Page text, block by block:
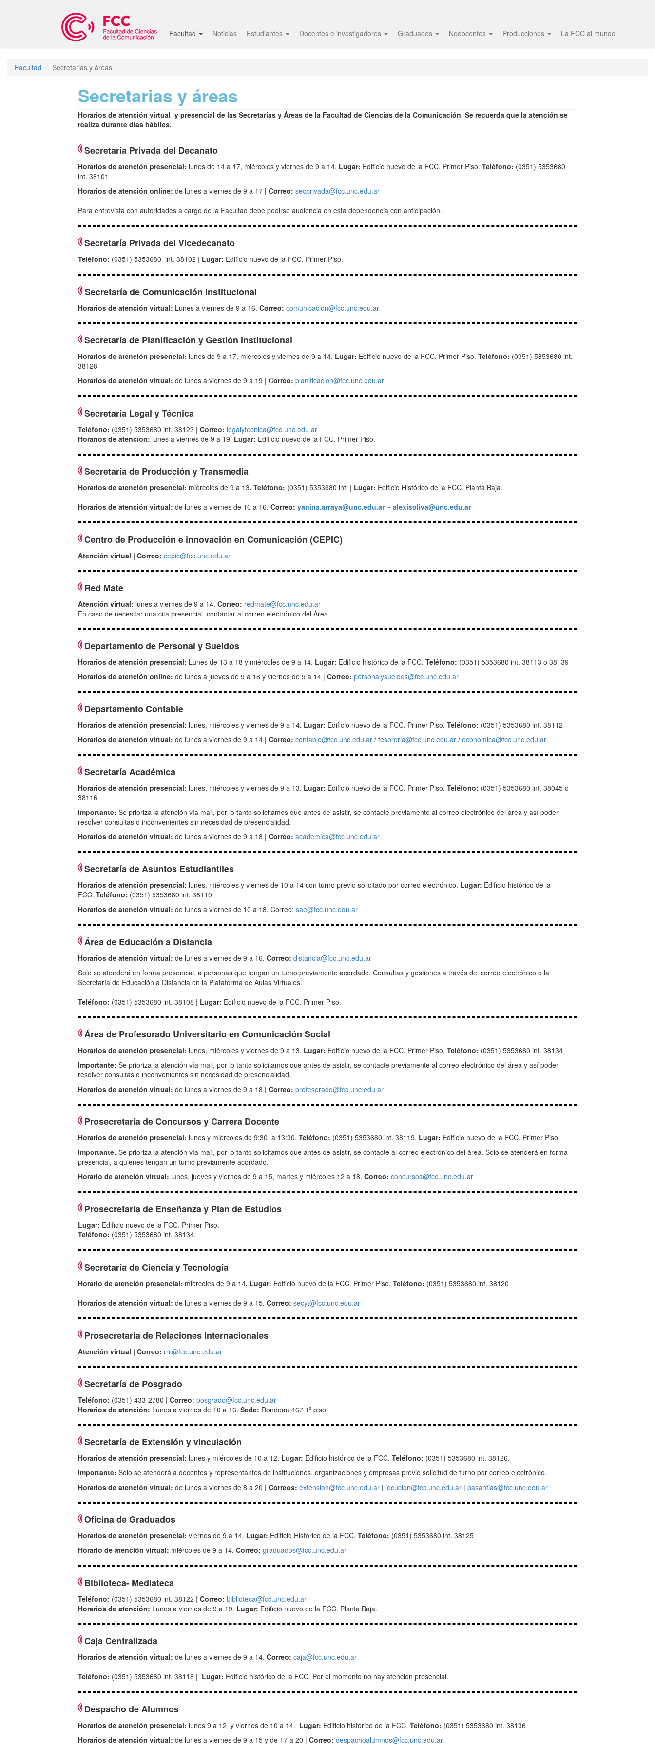
Facultad Noticias Estudiantes Docentes e investigadores Graduados Nodocentes Producciones La FCC al mundo
Facultad Secretarias y áreas
Secretarias y áreas
Horarios de atención virtual y presencial de las Secretarías y Áreas de la Facultad de Ciencias de la Comunicación. Se recuerda que la atención se
realiza durante días hábiles.
Secretaría Privada del Decanato
Horarios de atención presencial: lunes de 14 a 17, miércoles y viernes de 9 a 14. Lugar: Edificio nuevo de la FCC. Primer Piso. Teléfono: (0351) 5353680
int. 38101
Horarios de atención online: de lunes a viernes de 9 a 17 | Correo: secprivada@fcc.unc.edu.ar
Para entrevista con autoridades a cargo de la Facultad debe pedirse audiencia en esta dependencia con anticipación.
Secretaría Privada del Vicedecanato
Teléfono: (0351) 5353680 int. 38102 | Lugar: Edificio nuevo de la FCC. Primer Piso.
Secretaría de Comunicación Institucional
Horarios de atención virtual: Lunes a viernes de 9 a 16. Correo: comunicacion@fcc.unc.edu.ar
Secretaría de Planificación y Gestión Institucional
Horarios de atención presencial: lunes de 9 a 17, miércoles y viernes de 9 a 14. Lugar: Edificio nuevo de la FCC. Primer Piso. Teléfono: (0351) 5353680 int.
38128
Horarios de atención virtual: de lunes a viernes de 9 a 19 | Correo: planificacion@fcc.unc.edu.ar
Secretaría Legal y Técnica
Teléfono: (0351) 5353680 int. 38123 | Correo: legalytecnica@fcc.unc.edu.ar
Horarios de atención: lunes a viernes de 9 a 19. Lugar: Edificio nuevo de la FCC. Primer Piso.
Secretaría de Producción y Transmedia
Horarios de atención presencial: miércoles de 9 a 13. Teléfono: (0351) 5353680 int. | Lugar: Edificio Histórico de la FCC. Planta Baja.
Horarios de atención virtual: de lunes a viernes de 10 a 16. Correo: yanina.arraya@unc.edu.ar- alexisoliva@unc.edu.ar
Centro de Producción e innovación en Comunicación (CEPIC)
Atención virtual | Correo: cepic@fcc.unc.edu.ar
Red Mate
Atención virtual: lunes a viernes de 9 a 14. Correo: redmate@fcc.unc.edu.ar
En caso de necesitar una cita presencial, contactar al correo electrónico del Área.
Departamento de Personal y Sueldos
Horarios de atención presencial: Lunes de 13 a 18 y miércoles de 9 a 14. Lugar: Edificio histórico de la FCC. Teléfono: (0351) 5353680 int. 38113 o 38139
Horarios de atención online: de lunes a jueves de 9 a 18 y viernes de 9 a 14 | Correo: personalysueldos@fcc.unc.edu.ar
Departamento Contable
Horarios de atención presencial: lunes, miércoles y viernes de 9 a 14. Lugar: Edificio nuevo de la FCC. Primer Piso. Teléfono: (0351) 5353680 int. 38112
Horarios de atención virtual: de lunes a viernes de 9 a 14 | Correo: contable@fcc.unc.edu.ar / tesoreria@fcc.unc.edu.ar / economica@fcc.unc.edu.ar
Secretaría Académica
Horarios de atención presencial: lunes, miércoles y viernes de 9 a 13. Lugar: Edificio nuevo de la FCC. Primer Piso. Teléfono: (0351) 5353680 int. 38045 o
38116
Importante: Se prioriza la atención vía mail, por lo tanto solicitamos que antes de asistir, se contacte previamente al correo electrónico del área y así poder
resolver consultas o inconvenientes sin necesidad de presencialidad.
Horarios de atención virtual: de lunes a viernes de 9 a 18 | Correo: academica@fcc.unc.edu.ar
Secretaría de Asuntos Estudiantiles
Horarios de atención presencial: lunes, miércoles y viernes de 10 a 14 con turno previo solicitado por correo electrónico. Lugar: Edificio histórico de la
FCC. Teléfono: (0351) 5353680 int. 38110
Horarios de atención virtual: de lunes a viernes de 10 a 18. Correo: sae@fcc.unc.edu.ar
Área de Educación a Distancia
Horarios de atención virtual: de lunes a viernes de 9 a 16. Correo: distancia@fcc.unc.edu.ar
Solo se atenderá en forma presencial, a personas que tengan un turno previamente acordado. Consultas y gestiones a través del correo electrónico o la
Secretaría de Educación a Distancia en la Plataforma de Aulas Virtuales.
Teléfono: (0351) 5353680 int. 38108 | Lugar: Edificio nuevo de la FCC. Primer Piso.
Área de Profesorado Universitario en Comunicación Social
Horarios de atención presencial: lunes, miércoles y viernes de 9 a 13. Lugar: Edificio nuevo de la FCC. Primer Piso. Teléfono: (0351) 5353680 int. 38134
Importante: Se prioriza la atención vía mail, por lo tanto solicitamos que antes de asistir, se contacte previamente al correo electrónico del área y así poder
resolver consultas o inconvenientes sin necesidad de presencialidad.
Horarios de atención virtual: de lunes a viernes de 9 a 18 | Correo: profesorado@fcc.unc.edu.ar
Prosecretaria de Concursos y Carrera Docente
Horarios de atención presencial: lunes y miércoles de 9:30 a 13:30. Teléfono: (0351) 5353680 int. 38119. Lugar: Edificio nuevo de la FCC. Primer Piso.
Importante: Se prioriza la atención vía mail, por lo tanto solicitamos que antes de asistir, se contacte al correo electrónico del área. Solo se atenderá en forma
presencial, a quienes tengan un turno previamente acordado.
Horario de atención virtual: lunes, jueves y viernes de 9 a 15, martes y miércoles 12 a 18. Correo: concursos@fcc.unc.edu.ar
Prosecretaria de Enseñanza y Plan de Estudios
Lugar: Edificio nuevo de la FCC. Primer Piso.
Teléfono: (0351) 5353680 int. 38134.
Secretaría de Ciencia y Tecnología
Horario de atención presencial: miércoles de 9 a 14. Lugar: Edificio nuevo de la FCC. Primer Piso. Teléfono: (0351) 5353680 int. 38120
Horarios de atención virtual: de lunes a viernes de 9 a 15. Correo: secyt@fcc.unc.edu.ar
Prosecretaria de Relaciones Internacionales
Atención virtual | Correo: rrii@fcc.unc.edu.ar
Secretaría de Posgrado
Teléfono: (0351) 433-2780 | Correo: posgrado@fcc.unc.edu.ar
Horarios de atención: Lunes a viernes de 10 a 16. Sede: Rondeau 467 1º piso.
Secretaría de Extensión y vinculación
Horarios de atención presencial: lunes y miércoles de 10 a 12. Lugar: Edificio histórico de la FCC. Teléfono: (0351) 5353680 int. 38126.
Importante: Sólo se atenderá a docentes y representantes de instituciones, organizaciones y empresas previo solicitud de turno por correo electrónico.
Horarios de atención virtual: de lunes a viernes de 8 a 20 | Correos: extension@fcc.unc.edu.ar | locucion@fcc.unc.edu.ar | pasantias@fcc.unc.edu.ar
Oficina de Graduados
Horarios de atención presencial: viernes de 9 a 14. Lugar: Edificio Histórico de la FCC. Teléfono: (0351) 5353680 int. 38125
Horario de atención virtual: miércoles de 9 a 14. Correo: graduados@fcc.unc.edu.ar
Biblioteca- Mediateca
Teléfono: (0351) 5353680 int. 38122 | Correo: biblioteca@fcc.unc.edu.ar
Horarios de atención: Lunes a viernes de 9 a 19. Lugar: Edificio nuevo de la FCC. Planta Baja.
Caja Centralizada
Horarios de atención virtual: de lunes a viernes de 9 a 14. Correo: caja@fcc.unc.edu.ar
Teléfono: (0351) 5353680 int. 38118 | Lugar: Edificio histórico de la FCC. Por el momento no hay atención presencial.
Despacho de Alumnos
Horarios de atención presencial: lunes 9 a 12 y viernes de 10 a 14. Lugar: Edificio histórico de la FCC. Teléfono: (0351) 5353680 int. 38136
Horarios de atención virtual: de lunes a viernes de 9 a 15 y de 17 a 20 | Correo: despachoalumnos@fcc.unc.edu.ar